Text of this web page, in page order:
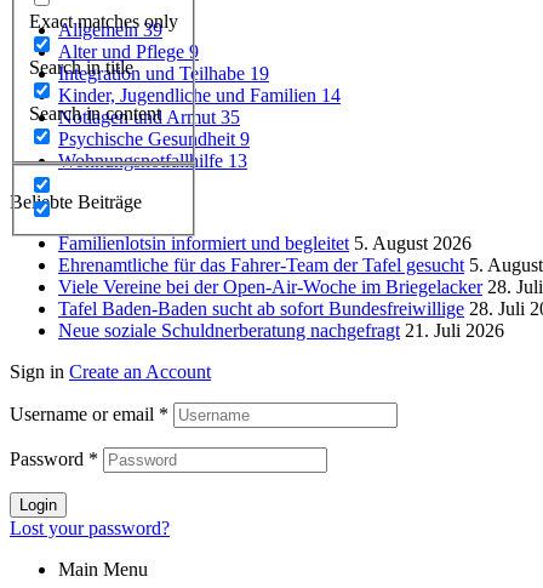
Exact matches only
Search in title
Search in content
Allgemein 39
Alter und Pflege 9
Integration und Teilhabe 19
Kinder, Jugendliche und Familien 14
Notlagen und Armut 35
Psychische Gesundheit 9
Wohnungsnotfallhilfe 13
Beliebte Beiträge
Familienlotsin informiert und begleitet 5. August 2026
Ehrenamtliche für das Fahrer-Team der Tafel gesucht 5.
Viele Vereine bei der Open-Air-Woche im Briegelacker 28.
Tafel Baden-Baden sucht ab sofort Bundesfreiwillige 28. Juli
Neue soziale Schuldnerberatung nachgefragt 21. Juli 2026
Sign in Create an Account
Username or email *
Password *
Login
Lost your password?
Main Menu